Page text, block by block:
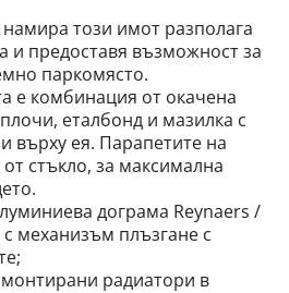
намира този имот разполага
и предоставя възможност за
паркомясто.
е комбинация от окачена
еталбонд и мазилка с
върху ея. Парапетите на
стъкло, за максимална
дограма Reynaers /
механизъм плъзгане с
радиатори в